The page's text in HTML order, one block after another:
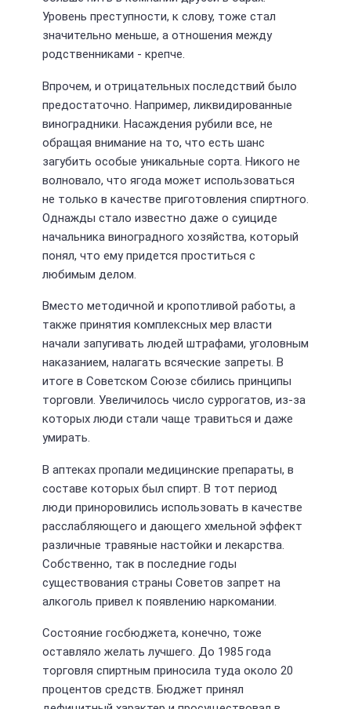
Уровень преступности, к слову, тоже стал
значительно меньше, а отношения между
родственниками - крепче.
Впрочем, и отрицательных последствий было
предостаточно. Например, ликвидированные
виноградники. Насаждения рубили все, не
обращая внимание на то, что есть шанс
загубить особые уникальные сорта. Никого не
волновало, что ягода может использоваться
не только в качестве приготовления спиртного.
Однажды стало известно даже о суициде
начальника виноградного хозяйства, который
понял, что ему придется проститься с
любимым делом.
Вместо методичной и кропотливой работы, а
также принятия комплексных мер власти
начали запугивать людей штрафами, уголовным
наказанием, налагать всяческие запреты. В
итоге в Советском Союзе сбились принципы
торговли. Увеличилось число суррогатов, из-за
которых люди стали чаще травиться и даже
умирать.
В аптеках пропали медицинские препараты, в
составе которых был спирт. В тот период
люди приноровились использовать в качестве
расслабляющего и дающего хмельной эффект
различные травяные настойки и лекарства.
Собственно, так в последние годы
существования страны Советов запрет на
алкоголь привел к появлению наркомании.
Состояние госбюджета, конечно, тоже
оставляло желать лучшего. До 1985 года
торговля спиртным приносила туда около 20
процентов средств. Бюджет принял